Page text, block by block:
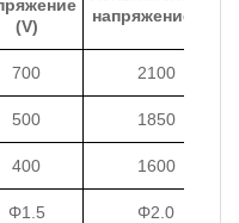
(V)
напряжение (V)
700 2100
500 1850
400 1600
Φ1.5 Φ2.0